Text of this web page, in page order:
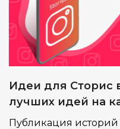
Идеи для Сторис
лучших идей на
Публикация историй